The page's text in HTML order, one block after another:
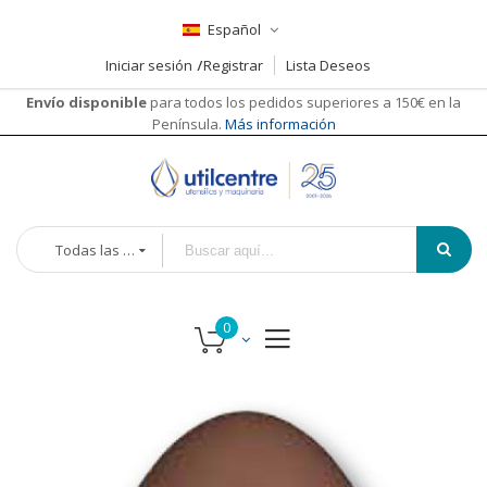
Español
Iniciar sesión
Registrar
Lista Deseos
Envío disponible para todos los pedidos superiores a 150€ en la
Península. Más información
Todas las categorías